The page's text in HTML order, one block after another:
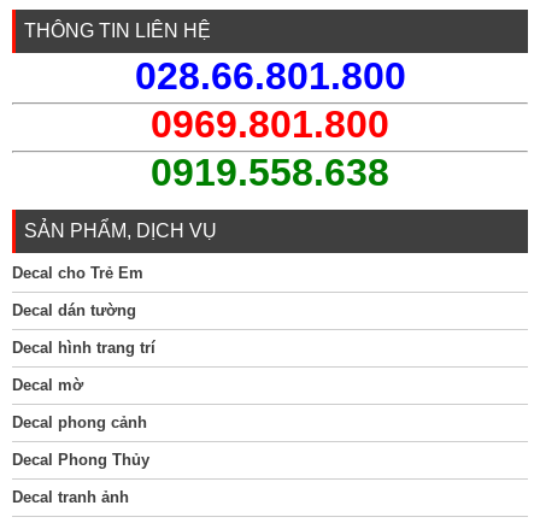
THÔNG TIN LIÊN HỆ
028.66.801.800
0969.801.800
0919.558.638
SẢN PHẨM, DỊCH VỤ
Decal cho Trẻ Em
Decal dán tường
Decal hình trang trí
Decal mờ
Decal phong cảnh
Decal Phong Thủy
Decal tranh ảnh